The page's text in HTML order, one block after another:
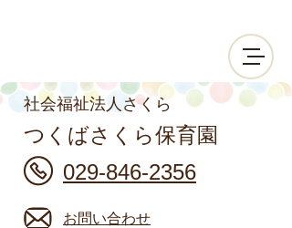
つくばさくら保育園
029-846-2356
お問い合わせ
社会福祉法人さくら